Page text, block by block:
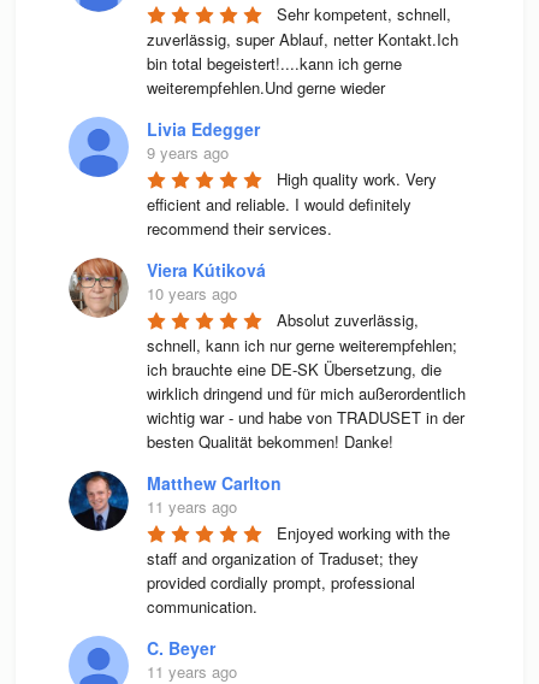
Sehr kompetent, schnell,
zuverlässig, super Ablauf, netter Kontakt.Ich
bin total begeistert!....kann ich gerne
weiterempfehlen.Und gerne wieder
Livia Edegger
9 years ago
High quality work. Very
efficient and reliable. I would definitely
recommend their services.
Viera Kútiková
10 years ago
Absolut zuverlässig,
schnell, kann ich nur gerne weiterempfehlen;
ich brauchte eine DE-SK Übersetzung, die
wirklich dringend und für mich außerordentlich
wichtig war - und habe von TRADUSET in der
besten Qualität bekommen! Danke!
Matthew Carlton
11 years ago
Enjoyed working with the
staff and organization of Traduset; they
provided cordially prompt, professional
communication.
C. Beyer
11 years ago